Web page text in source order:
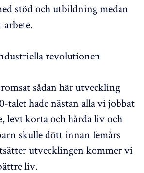
stöd och utbildning medan
revolutionen
sådan här utveckling
talet hade nästan alla vi jobbat
levt korta och hårda liv och
skulle dött innan femårs
utvecklingen kommer vi
liv.